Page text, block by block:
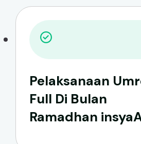
Pelaksanaan
Full Di Bulan
Ramadhan